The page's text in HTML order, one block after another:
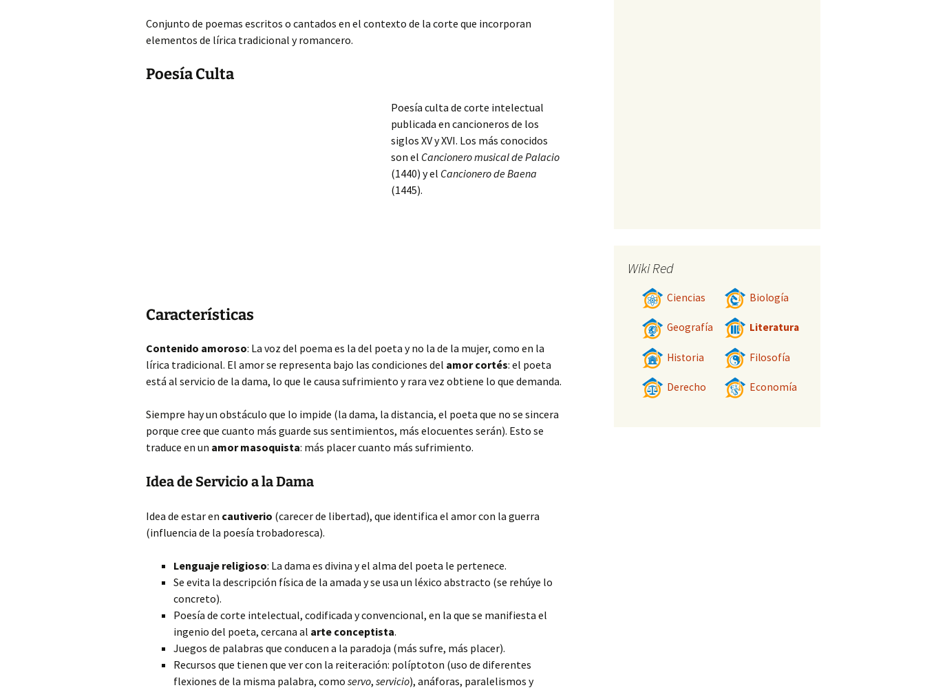
Conjunto de poemas escritos o cantados en el contexto de la corte que incorporan
elementos de lírica tradicional y romancero.
Poesía Culta
Poesía culta de corte intelectual
publicada en cancioneros de los
siglos XV y XVI. Los más conocidos
son el Cancionero musical de Palacio
(1440) y el Cancionero de Baena
(1445).
Características
Contenido amoroso: La voz del poema es la del poeta y no la de la mujer, como en la
lírica tradicional. El amor se representa bajo las condiciones del amor cortés: el poeta
está al servicio de la dama, lo que le causa sufrimiento y rara vez obtiene lo que demanda.
Siempre hay un obstáculo que lo impide (la dama, la distancia, el poeta que no se sincera
porque cree que cuanto más guarde sus sentimientos, más elocuentes serán). Esto se
traduce en un amor masoquista: más placer cuanto más sufrimiento.
Idea de Servicio a la Dama
Idea de estar en cautiverio (carecer de libertad), que identifica el amor con la guerra
(influencia de la poesía trobadoresca).
Lenguaje religioso: La dama es divina y el alma del poeta le pertenece.
Se evita la descripción física de la amada y se usa un léxico abstracto (se rehúye lo
concreto).
Poesía de corte intelectual, codificada y convencional, en la que se manifiesta el
ingenio del poeta, cercana al arte conceptista.
Juegos de palabras que conducen a la paradoja (más sufre, más placer).
Recursos que tienen que ver con la reiteración: políptoton (uso de diferentes
flexiones de la misma palabra, como servo, servicio), anáforas, paralelismos y
Wiki Red
Ciencias Biología
Geografía Literatura
Historia Filosofía
Derecho Economía